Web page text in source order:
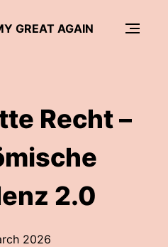
GREAT AGAIN
Recht –
2.0
2026